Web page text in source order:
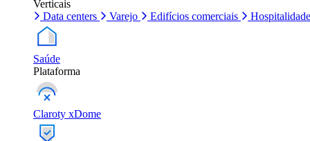
Verticais
Data centers
Varejo Edifícios comerciais Hospitalidade
Saúde
Plataforma
Claroty xDome